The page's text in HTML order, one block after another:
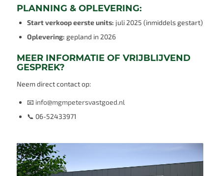
PLANNING & OPLEVERING:
Start verkoop eerste units: juli 2025 (inmiddels gestart)
Oplevering: gepland in 2026
MEER INFORMATIE OF VRIJBLIJVEND
GESPREK?
Neem direct contact op:
📧 info@mgmpetersvastgoed.nl
📞 06-52433971